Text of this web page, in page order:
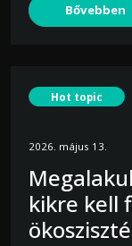
Bővebben
Hot topic
2026. május 13.
kikre kell